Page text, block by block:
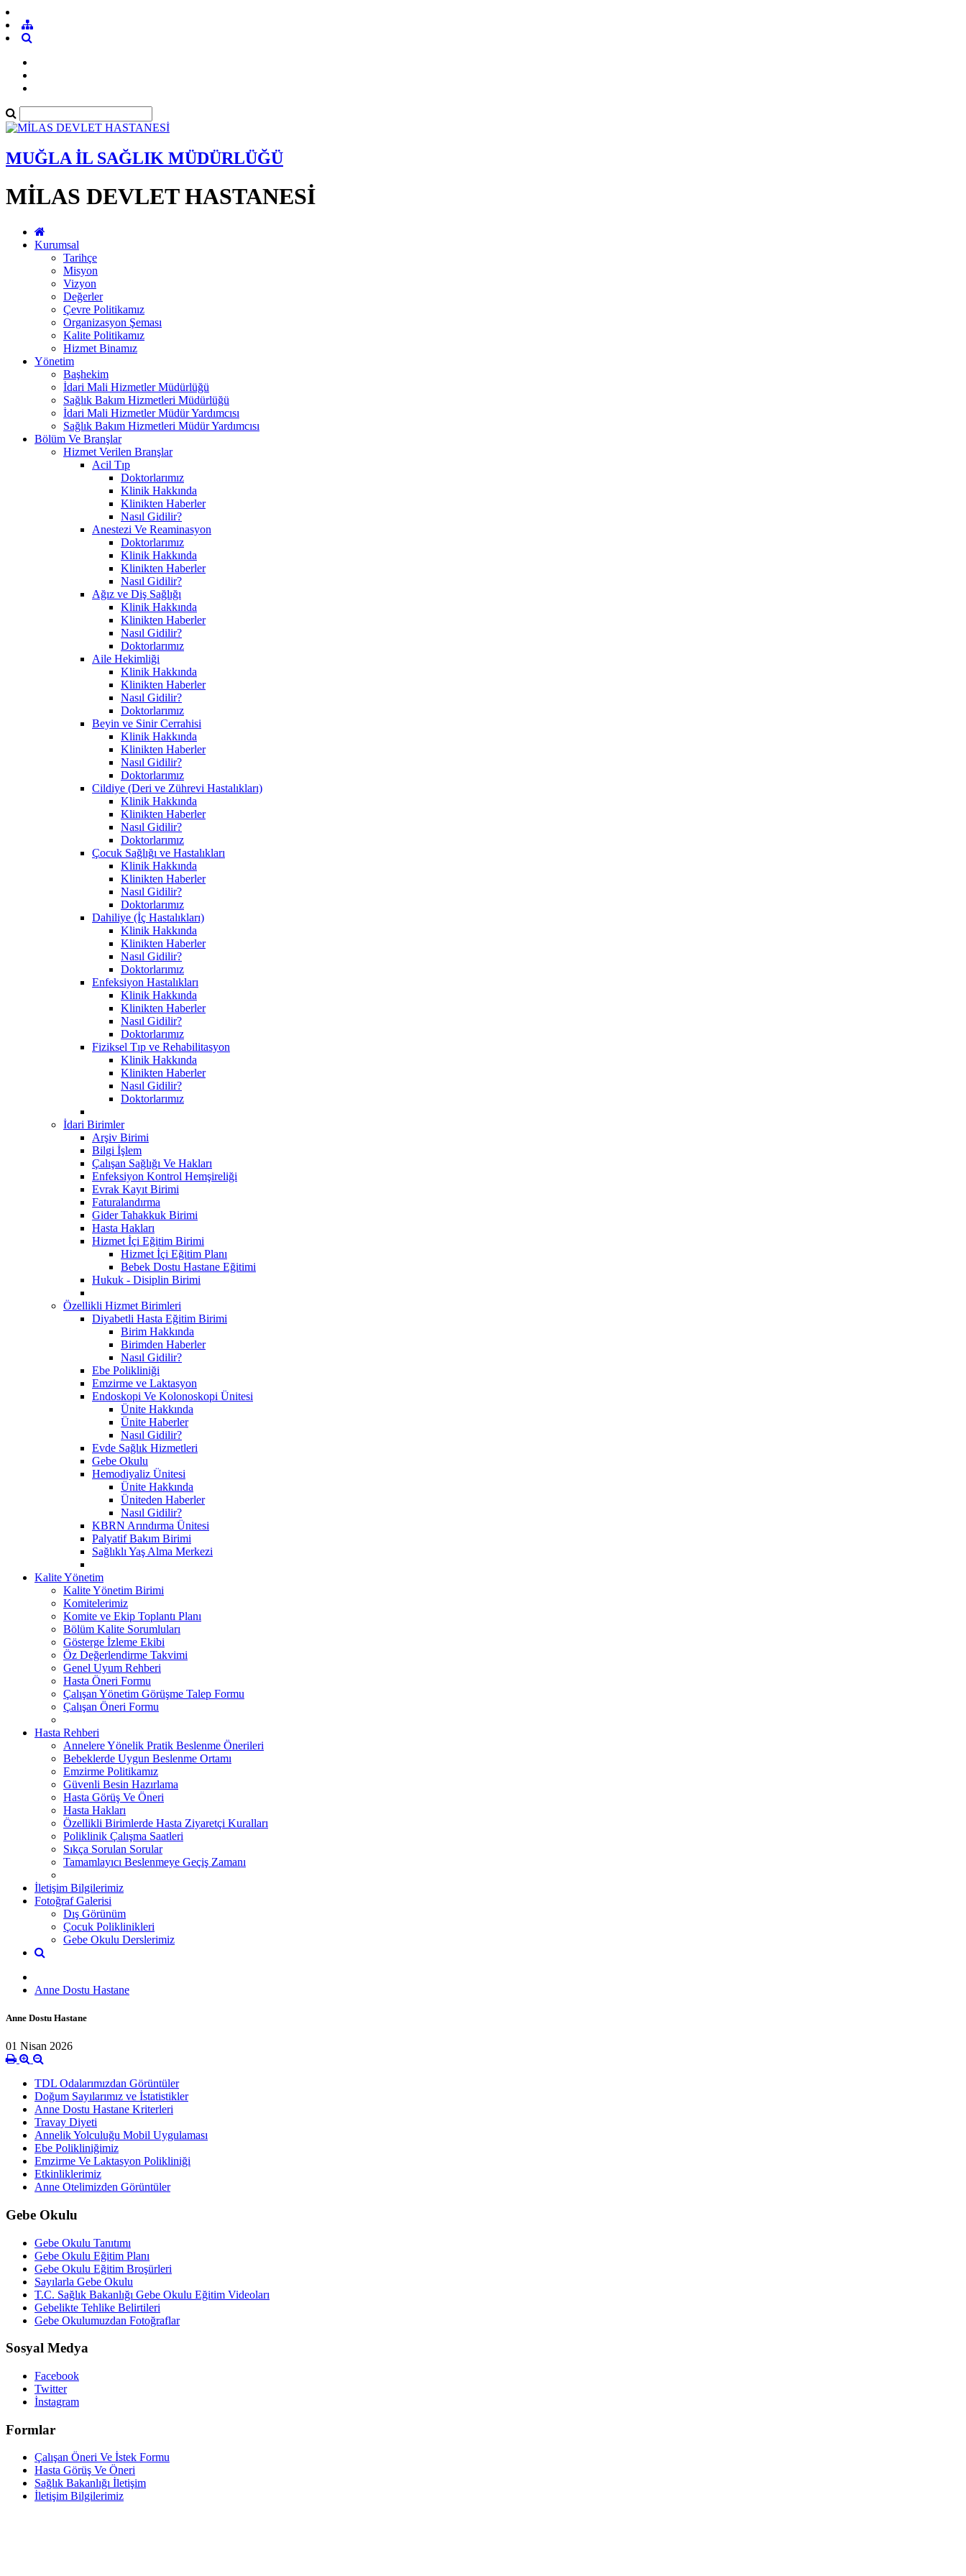
MUĞLA İL SAĞLIK MÜDÜRLÜĞÜ
MİLAS DEVLET HASTANESİ
Kurumsal
Tarihçe
Misyon
Vizyon
Değerler
Çevre Politikamız
Organizasyon Şeması
Kalite Politikamız
Hizmet Binamız
Yönetim
Başhekim
İdari Mali Hizmetler Müdürlüğü
Sağlık Bakım Hizmetleri Müdürlüğü
İdari Mali Hizmetler Müdür Yardımcısı
Sağlık Bakım Hizmetleri Müdür Yardımcısı
Bölüm Ve Branşlar
Hizmet Verilen Branşlar
Acil Tıp
Doktorlarımız
Klinik Hakkında
Klinikten Haberler
Nasıl Gidilir?
Anestezi Ve Reaminasyon
Doktorlarımız
Klinik Hakkında
Klinikten Haberler
Nasıl Gidilir?
Ağız ve Diş Sağlığı
Klinik Hakkında
Klinikten Haberler
Nasıl Gidilir?
Doktorlarımız
Aile Hekimliği
Klinik Hakkında
Klinikten Haberler
Nasıl Gidilir?
Doktorlarımız
Beyin ve Sinir Cerrahisi
Klinik Hakkında
Klinikten Haberler
Nasıl Gidilir?
Doktorlarımız
Cildiye (Deri ve Zührevi Hastalıkları)
Klinik Hakkında
Klinikten Haberler
Nasıl Gidilir?
Doktorlarımız
Çocuk Sağlığı ve Hastalıkları
Klinik Hakkında
Klinikten Haberler
Nasıl Gidilir?
Doktorlarımız
Dahiliye (İç Hastalıkları)
Klinik Hakkında
Klinikten Haberler
Nasıl Gidilir?
Doktorlarımız
Enfeksiyon Hastalıkları
Klinik Hakkında
Klinikten Haberler
Nasıl Gidilir?
Doktorlarımız
Fiziksel Tıp ve Rehabilitasyon
Klinik Hakkında
Klinikten Haberler
Nasıl Gidilir?
Doktorlarımız
İdari Birimler
Arşiv Birimi
Bilgi İşlem
Çalışan Sağlığı Ve Hakları
Enfeksiyon Kontrol Hemşireliği
Evrak Kayıt Birimi
Faturalandırma
Gider Tahakkuk Birimi
Hasta Hakları
Hizmet İçi Eğitim Birimi
Hizmet İçi Eğitim Planı
Bebek Dostu Hastane Eğitimi
Hukuk - Disiplin Birimi
Özellikli Hizmet Birimleri
Diyabetli Hasta Eğitim Birimi
Birim Hakkında
Birimden Haberler
Nasıl Gidilir?
Ebe Polikliniği
Emzirme ve Laktasyon
Endoskopi Ve Kolonoskopi Ünitesi
Ünite Hakkında
Ünite Haberler
Nasıl Gidilir?
Evde Sağlık Hizmetleri
Gebe Okulu
Hemodiyaliz Ünitesi
Ünite Hakkında
Üniteden Haberler
Nasıl Gidilir?
KBRN Arındırma Ünitesi
Palyatif Bakım Birimi
Sağlıklı Yaş Alma Merkezi
Kalite Yönetim
Kalite Yönetim Birimi
Komitelerimiz
Komite ve Ekip Toplantı Planı
Bölüm Kalite Sorumluları
Gösterge İzleme Ekibi
Öz Değerlendirme Takvimi
Genel Uyum Rehberi
Hasta Öneri Formu
Çalışan Yönetim Görüşme Talep Formu
Çalışan Öneri Formu
Hasta Rehberi
Annelere Yönelik Pratik Beslenme Önerileri
Bebeklerde Uygun Beslenme Ortamı
Emzirme Politikamız
Güvenli Besin Hazırlama
Hasta Görüş Ve Öneri
Hasta Hakları
Özellikli Birimlerde Hasta Ziyaretçi Kuralları
Poliklinik Çalışma Saatleri
Sıkça Sorulan Sorular
Tamamlayıcı Beslenmeye Geçiş Zamanı
İletişim Bilgilerimiz
Fotoğraf Galerisi
Dış Görünüm
Çocuk Poliklinikleri
Gebe Okulu Derslerimiz
Anne Dostu Hastane
Anne Dostu Hastane
01 Nisan 2026
TDL Odalarımızdan Görüntüler
Doğum Sayılarımız ve İstatistikler
Anne Dostu Hastane Kriterleri
Travay Diyeti
Annelik Yolculuğu Mobil Uygulaması
Ebe Polikliniğimiz
Emzirme Ve Laktasyon Polikliniği
Etkinliklerimiz
Anne Otelimizden Görüntüler
Gebe Okulu
Gebe Okulu Tanıtımı
Gebe Okulu Eğitim Planı
Gebe Okulu Eğitim Broşürleri
Sayılarla Gebe Okulu
T.C. Sağlık Bakanlığı Gebe Okulu Eğitim Videoları
Gebelikte Tehlike Belirtileri
Gebe Okulumuzdan Fotoğraflar
Sosyal Medya
Facebook
Twitter
İnstagram
Formlar
Çalışan Öneri Ve İstek Formu
Hasta Görüş Ve Öneri
Sağlık Bakanlığı İletişim
İletişim Bilgilerimiz